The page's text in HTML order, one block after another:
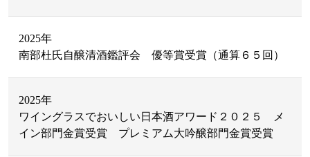
2025年
南部杜氏自醸清酒鑑評会 優等賞受賞（通算６５回）
2025年
ワイングラスでおいしい日本酒アワード２０２５ メ
イン部門金賞受賞 プレミアム大吟醸部門金賞受賞